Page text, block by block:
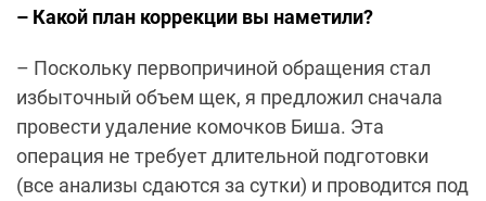
– Какой план коррекции вы наметили?
– Поскольку первопричиной обращения стал
избыточный объем щек, я предложил сначала
провести удаление комочков Биша. Эта
операция не требует длительной подготовки
(все анализы сдаются за сутки) и проводится под